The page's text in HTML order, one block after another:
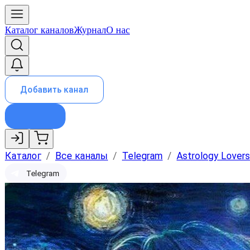
Каталог каналовЖурналО нас
Добавить канал
Каталог / Все каналы / Telegram / Astrology Lovers
Telegram